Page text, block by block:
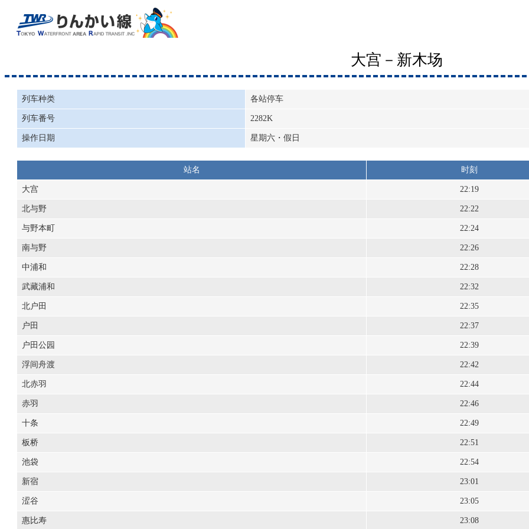
大宫－新木场
列车种类 各站停车
列车番号 2282K
操作日期 星期六・假日
站名 时刻
大宫 22:19
北与野 22:22
与野本町 22:24
南与野 22:26
中浦和 22:28
武藏浦和 22:32
北户田 22:35
户田 22:37
户田公园 22:39
浮间舟渡 22:42
北赤羽 22:44
赤羽 22:46
十条 22:49
板桥 22:51
池袋 22:54
新宿 23:01
涩谷 23:05
惠比寿 23:08